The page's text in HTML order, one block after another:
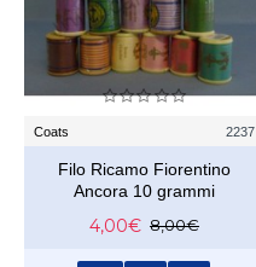
Coats 2237
Filo Ricamo Fiorentino
Ancora 10 grammi
4,00€ 8,00€